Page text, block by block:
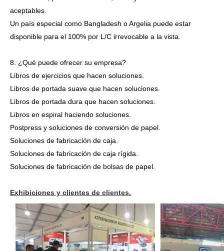
aceptables.
Un país especial como Bangladesh o Argelia puede estar
disponible para el 100% por L/C irrevocable a la vista.
8. ¿Qué puede ofrecer su empresa?
Libros de ejercicios que hacen soluciones.
Libros de portada suave que hacen soluciones.
Libros de portada dura que hacen soluciones.
Libros en espiral haciendo soluciones.
Postpress y soluciones de conversión de papel.
Soluciones de fabricación de caja.
Soluciones de fabricación de caja rígida.
Soluciones de fabricación de bolsas de papel.
Exhibiciones y clientes de clientes.